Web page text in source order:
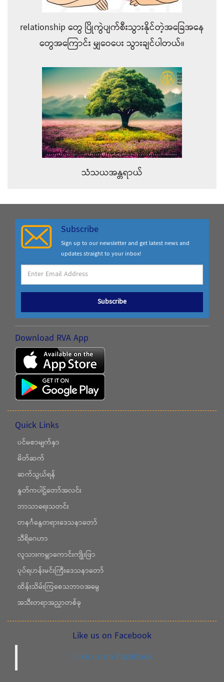
relationship တွေ ပြိုကွဲပျက်စီးသွားနိုင်တဲ့အခြေအနေ
တွေအကြောင်း မျှဝေပေး သွားချင်ပါတယ်။
သံသယအန္တရာယ်
Subscribe
Sign up to our newsletter and get latest news and
updates straight to your inbox!
Subscribe
Download RVA App
Quick Links
ပင်မစာမျက်နှာ
မိတ်ဆက်
ဆက်သွယ်ရန်
နှုတ်ကပါဌ်တော်အလင်း
ဘာသာရေးသတင်း
တနင်္ဂနွေတရားဒေသနာတော်
သီရိဂေဟာ
လူသားကမ္ဘာကောင်းကျိုးဖြာ
ပုပ်ရဟန်းမင်းကြီးဒေသနာတော်
ထိန်းသိမ်းကြစေသဘာဝအမွေ
အသီးတရာအညှာတစ်ခု
Like us on Facebook
Like us on Facebook